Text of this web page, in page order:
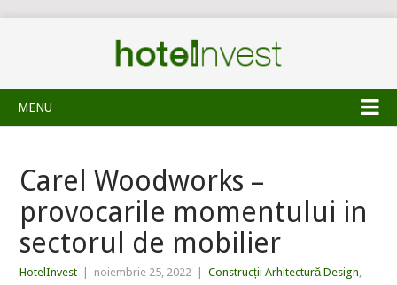
MENU
Carel Woodworks –
provocarile momentului in
sectorul de mobilier
HotelInvest noiembrie 25, 2022 Construcții Arhitectură Design,